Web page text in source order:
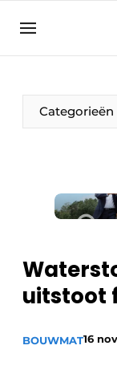
Categorieën
De Pen
uitstoot
BOUWMAT16